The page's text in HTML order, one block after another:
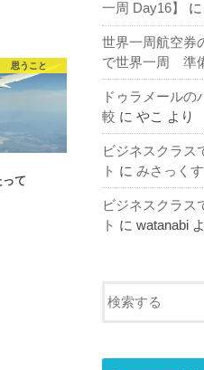
思うこと
て
一周 Day16】
に
世界一周航空券
で世界一周 準
ドゥラメールの
較 に やこ より
ビジネスクラス
ト に みさっくす
ビジネスクラス
ト に watanabi